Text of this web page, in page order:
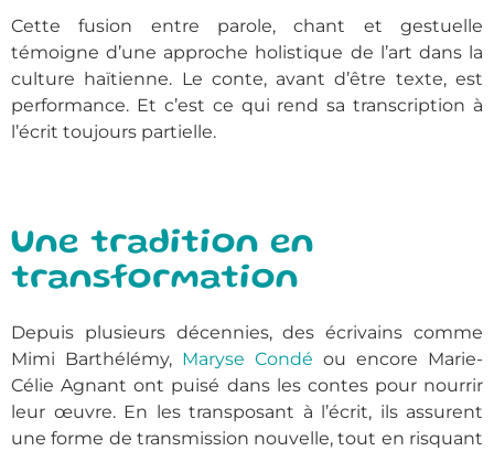
Cette fusion entre parole, chant et gestuelle
témoigne d’une approche holistique de l’art dans la
culture haïtienne. Le conte, avant d’être texte, est
performance. Et c’est ce qui rend sa transcription à
l’écrit toujours partielle.
Une tradition en
transformation
Depuis plusieurs décennies, des écrivains comme
Mimi Barthélémy, Maryse Condé ou encore Marie-
Célie Agnant ont puisé dans les contes pour nourrir
leur œuvre. En les transposant à l’écrit, ils assurent
une forme de transmission nouvelle, tout en risquant